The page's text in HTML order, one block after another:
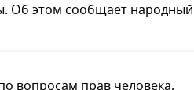
Об этом сообщает народный
вопросам прав человека,